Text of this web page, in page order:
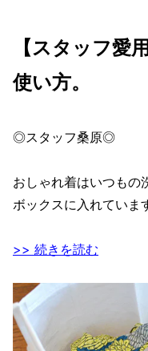
【スタッフ愛
使い方。
◎スタッフ桑原◎
おしゃれ着はいつもの
ボックスに入れていま
>> 続きを読む